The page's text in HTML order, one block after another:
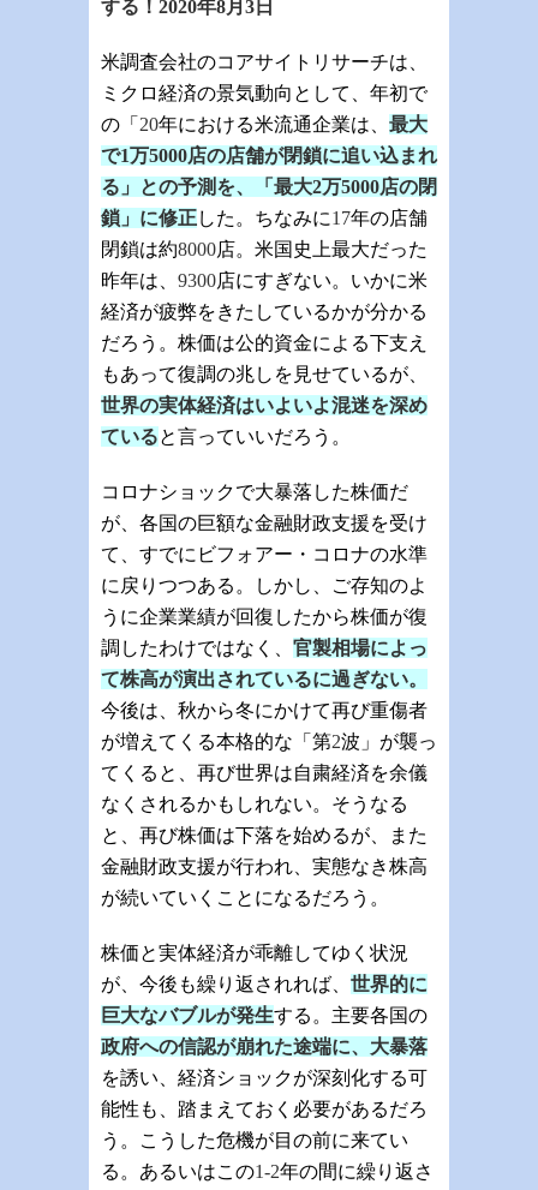
する！ 2020年8月 3日
米調査会社のコアサイトリサーチは、
ミクロ経済の景気動向として、年初で
の「 20年における米流通企業は、 最大
で1万5000店の店舗が閉鎖に追い込まれ
る」との予測を、「最大2万5000店の閉
鎖」に修正した。ちなみに17年の店舗
閉鎖は約8000店。米国史上最大だった
昨年は、 9300店にすぎない。いかに米
経済が疲弊をきたしているかが分かる
だろう。株価は公的資金による下支え
もあって復調の兆しを見せているが、
世界の実体経済はいよいよ混迷を深め
ていると言っていいだろう。
コロナショックで大暴落した株価だ
が、各国の巨額な金融財政支援を受け
て、すでにビフォアー・コロナの水準
に戻りつつある。しかし、ご存知のよ
うに企業業績が回復したから株価が復
調したわけではなく、 官製相場によっ
て株高が演出されているに過ぎない。
今後は、秋から冬にかけて再び重傷者
が増えてくる本格的な「第2波」が襲っ
てくると、再び世界は自粛経済を余儀
なくされるかもしれない。そうなる
と、再び株価は下落を始めるが、また
金融財政支援が行われ、実態なき株高
が続いていくことになるだろう。
株価と実体経済が乖離してゆく状況
が、今後も繰り返されれば、 世界的に
巨大なバブルが発生する。主要各国の
政府への信認が崩れた途端に、大暴落
を誘い、経済ショックが深刻化する可
能性も、踏まえておく必要があるだろ
う。こうした危機が目の前に来てい
る。あるいはこの1-2年の間に繰り返さ